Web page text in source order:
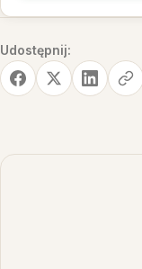
Udostępnij: